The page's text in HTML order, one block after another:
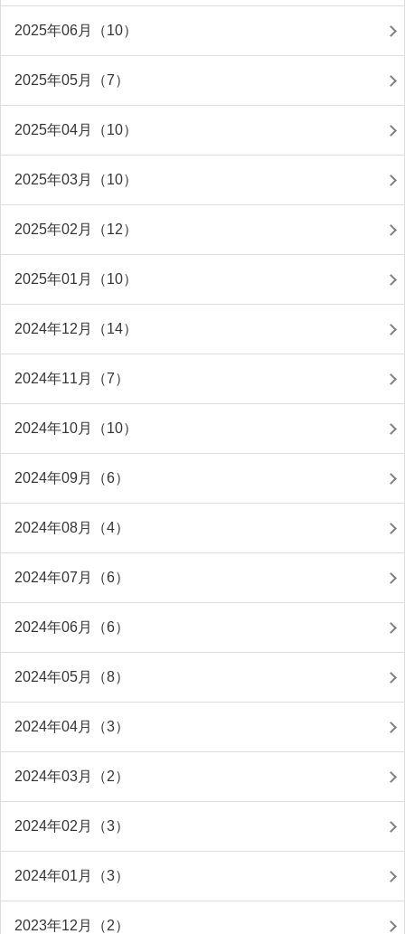
2025年06月（10）
2025年05月（7）
2025年04月（10）
2025年03月（10）
2025年02月（12）
2025年01月（10）
2024年12月（14）
2024年11月（7）
2024年10月（10）
2024年09月（6）
2024年08月（4）
2024年07月（6）
2024年06月（6）
2024年05月（8）
2024年04月（3）
2024年03月（2）
2024年02月（3）
2024年01月（3）
2023年12月（2）